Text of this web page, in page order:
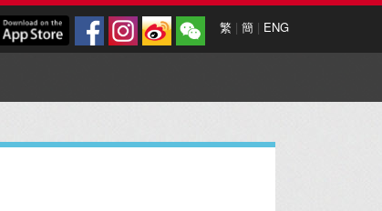
繁 | 簡 | ENG